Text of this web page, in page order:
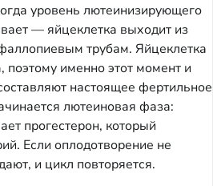
уровень лютеинизирующего
— яйцеклетка выходит из
трубам. Яйцеклетка
именно этот момент и
настоящее фертильное
лютеиновая фаза:
прогестерон, который
Если оплодотворение не
и цикл повторяется.